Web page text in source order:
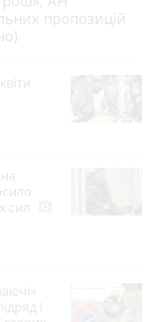
пропозицій
сил
і